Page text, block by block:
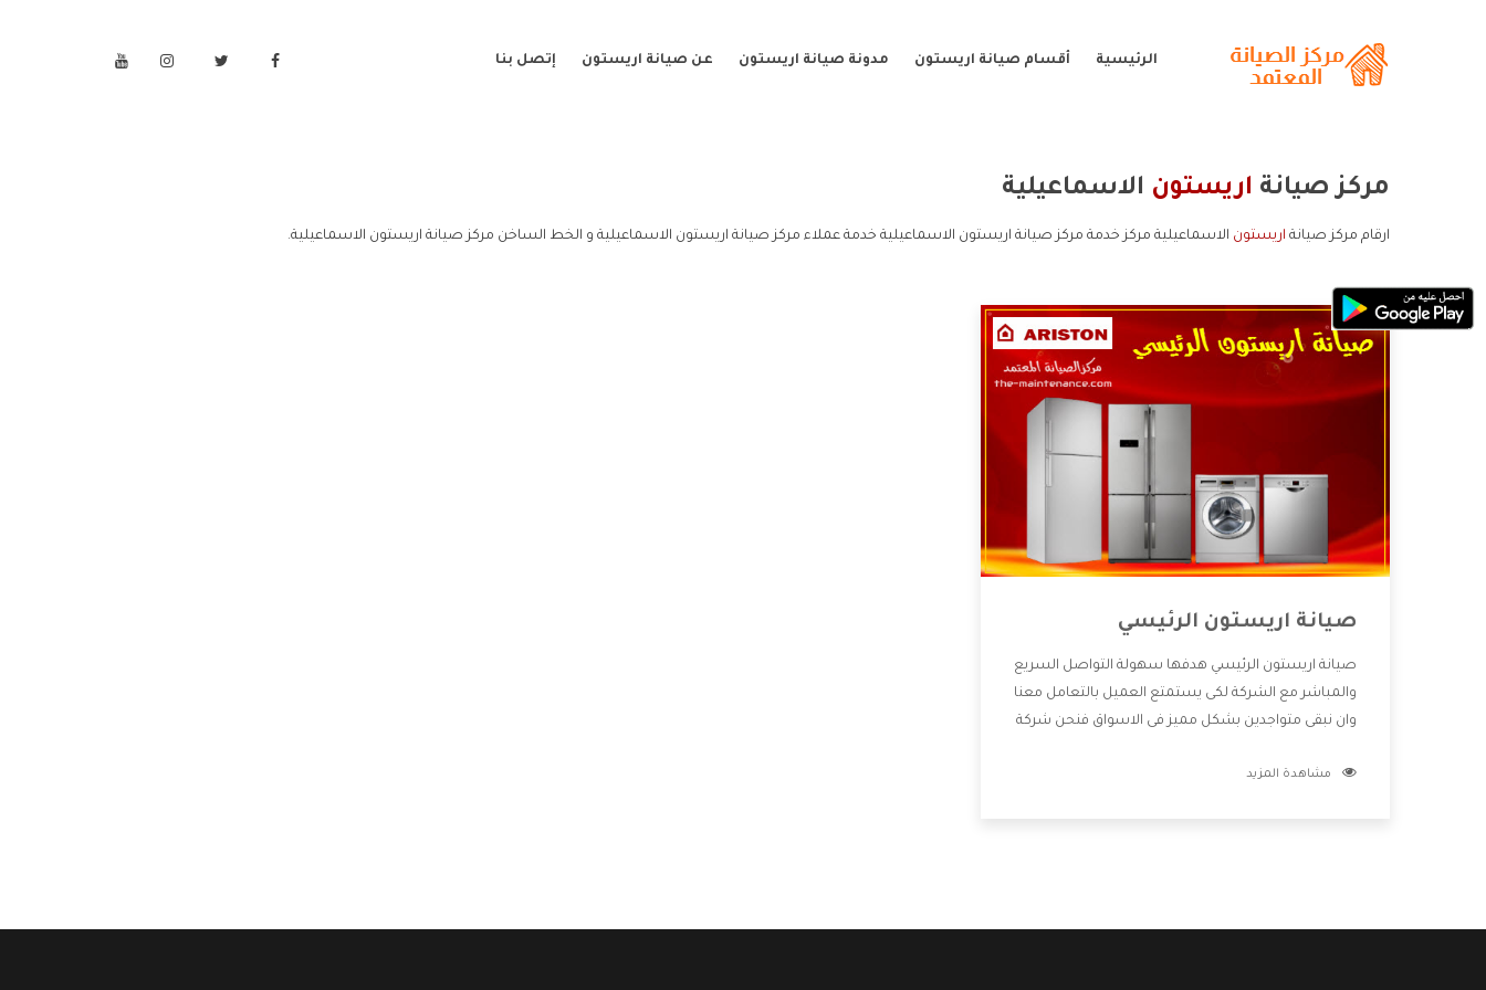
الرئيسية أقسام صيانة اريستون مدونة صيانة اريستون عن صيانة اريستون إتصل بنا
مركز صيانة اريستون الاسماعيلية
ارقام مركز صيانة اريستون الاسماعيلية مركز خدمة مركز صيانة اريستون الاسماعيلية خدمة عملاء مركز صيانة اريستون الاسماعيلية و الخط الساخن مركز صيانة اريستون الاسماعيلية.
صيانة اريستون الرئيسي
صيانة اريستون الرئيسي هدفها سهولة التواصل السريع
والمباشر مع الشركة لكى يستمتع العميل بالتعامل معنا
وان نبقى متواجدين بشكل مميز فى الاسواق فنحن شركة
بالخدمات التى تنفرد الشركة بها والتى تكون منها خدمة
مشاهدة المزيد